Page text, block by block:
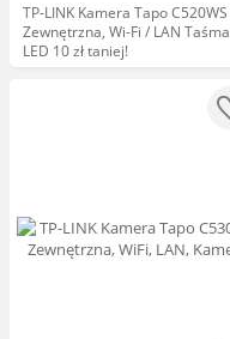
TP-LINK Kamera Tapo C520WS
Zewnętrzna, Wi-Fi / LAN Taśma
LED 10 zł taniej!